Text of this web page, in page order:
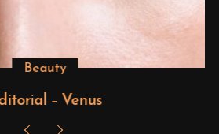
Beauty
– Venus